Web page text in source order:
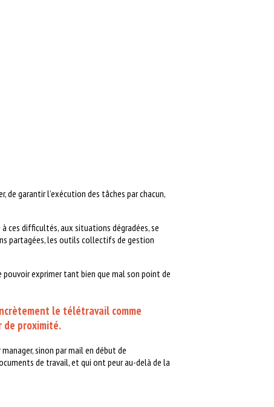
de garantir l’exécution des tâches par chacun,
ces difficultés, aux situations dégradées, se
partagées, les outils collectifs de gestion
pouvoir exprimer tant bien que mal son point de
le télétravail comme
de proximité.
sinon par mail en début de
de travail, et qui ont peur au-delà de la